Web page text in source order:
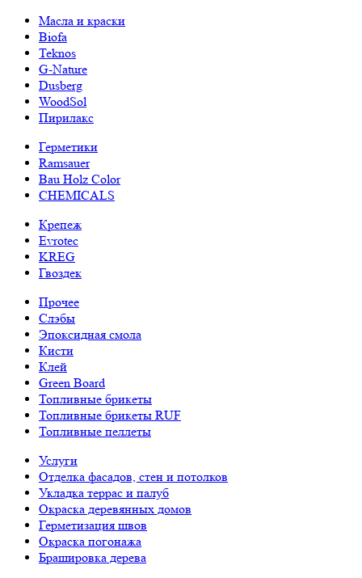
Масла и краски
Biofa
Teknos
G-Nature
Dusberg
WoodSol
Пирилакс
Герметики
Ramsauer
Bau Holz Color
CHEMICALS
Крепеж
Evrotec
KREG
Гвоздек
Прочее
Слэбы
Эпоксидная смола
Кисти
Клей
Green Board
Топливные брикеты
Топливные брикеты RUF
Топливные пеллеты
Услуги
Отделка фасадов, стен и потолков
Укладка террас и палуб
Окраска деревянных домов
Герметизация швов
Окраска погонажа
Брашировка дерева